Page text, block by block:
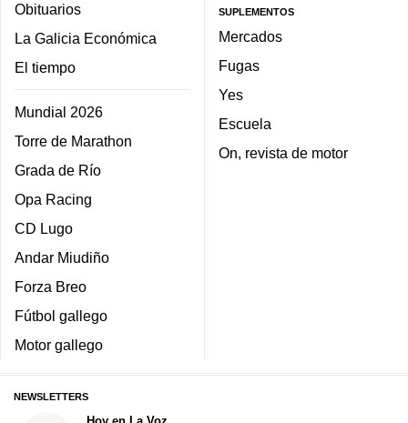
Obituarios
La Galicia Económica
El tiempo
Mundial 2026
Torre de Marathon
Grada de Río
Opa Racing
CD Lugo
Andar Miudiño
Forza Breo
Fútbol gallego
Motor gallego
SUPLEMENTOS
Mercados
Fugas
Yes
Escuela
On, revista de motor
NEWSLETTERS